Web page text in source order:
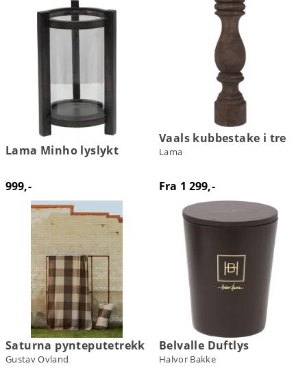
Lama Minho lyslykt
999,-
Vaals kubbestake i tre
Lama
Fra 1 299,-
Saturna pynteputetrekk
Gustav Ovland
Belvalle Duftlys
Halvor Bakke